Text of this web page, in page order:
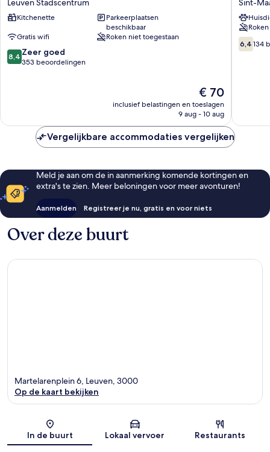
Leuven
Stadscentrum
Kitchenette
Parkeerplaatsen
beschikbaar
Gratis wifi
Roken niet toegestaan
8.4
van
8,4 Zeer goed
353 beoordelingen
De
prijs
is
€ 70
inclusief belastingen en toeslagen
9 aug - 10 aug
Leuven
Sint-
6.4
van
6,4 134
Vergelijkbare accommodaties vergelijken
Meld je aan om de in aanmerking komende kortingen en
extra's te zien. Meer beloningen voor meer avonturen!
Aanmelden Registreer je nu, gratis en voor niets
Over deze buurt
Kaart
Martelarenplein 6, Leuven, 3000
Op de kaart bekijken
In de buurt Lokaal vervoer Restaurants